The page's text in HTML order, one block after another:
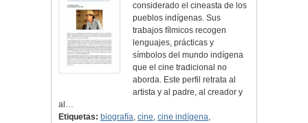
considerado el cineasta de los
pueblos indígenas. Sus
trabajos fílmicos recogen
lenguajes, prácticas y
símbolos del mundo indígena
que el cine tradicional no
aborda. Este perfil retrata al
artista y al padre, al creador y
al…
Etiquetas: biografía, cine, cine indígena,